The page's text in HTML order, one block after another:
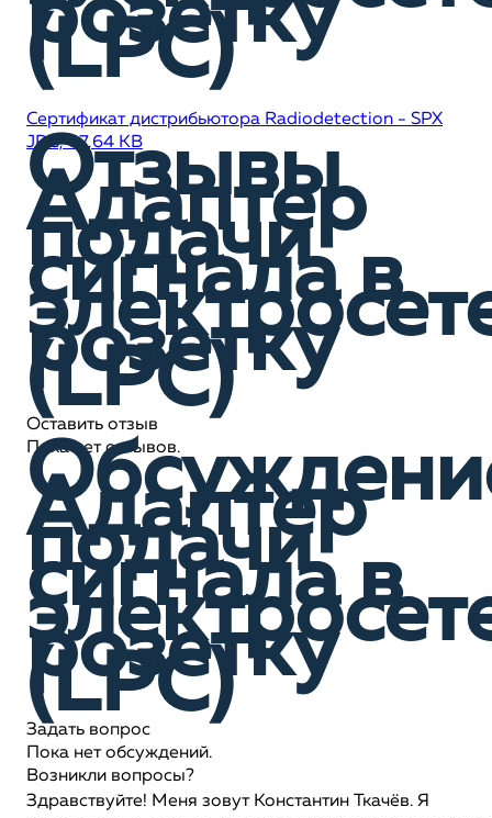
розетку
(LPC)
Сертификат дистрибьютора Radiodetection - SPX
JPG, 87,64 KB
Отзывы
Адаптер
подачи
сигнала в
розетку
(LPC)
Оставить отзыв
Пока нет отзывов.
Адаптер
подачи
сигнала в
розетку
(LPC)
Задать вопрос
Пока нет обсуждений.
Возникли вопросы?
Здравствуйте! Меня зовут Константин Ткачёв. Я